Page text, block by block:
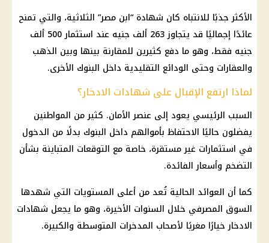
الأكثر جذبًا للانتباه كان شهادة “ابن مصر” الثلاثية، والتي تمنح
عائدًا إجماليًا قد يتجاوز 263 ألف جنيه عند استثمار 500 ألف
جنيه فقط، وهو ما دفع كثيرين للمقارنة بينها وبين الذهب
والعقارات وحتى الودائع التقليدية داخل البنوك الأخرى.
لماذا ارتفع الإقبال على شهادات الادخار؟
السبب الرئيسي يعود إلى عنصر الأمان. كثير من المواطنين
يفضلون حاليًا الاحتفاظ بأموالهم داخل البنوك بدلًا من الدخول
في استثمارات غير مستقرة، خاصة مع التوقعات المتباينة بشأن
التضخم وأسعار الفائدة.
كما أن العوائد الحالية تُعد من أعلى المستويات التي شهدها
السوق المصرفي خلال السنوات الأخيرة، وهو ما يجعل شهادات
الادخار خيارًا مغريًا لأصحاب المدخرات المتوسطة والكبيرة.